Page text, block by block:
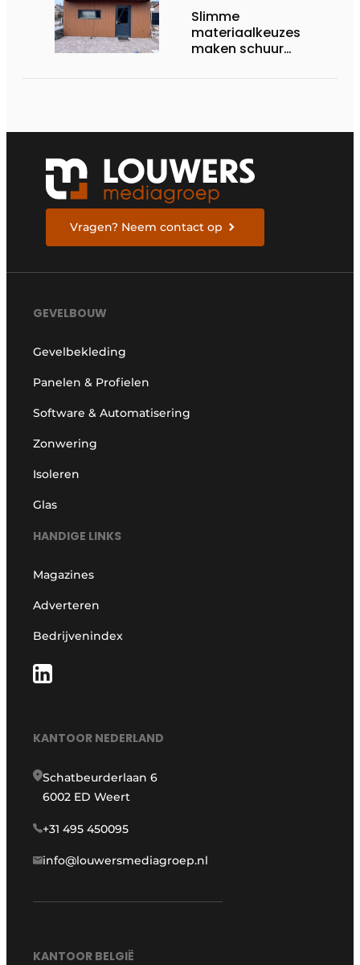
Slimme
materiaalkeuzes
maken schuur
Vragen? Neem contact op
GEVELBOUW
Gevelbekleding
Panelen & Profielen
Software & Automatisering
Zonwering
Isoleren
Glas
HANDIGE LINKS
Magazines
Adverteren
Bedrijvenindex
KANTOOR NEDERLAND
Schatbeurderlaan 6
6002 ED Weert
+31 495 450095
info@louwersmediagroep.nl
KANTOOR BELGIË